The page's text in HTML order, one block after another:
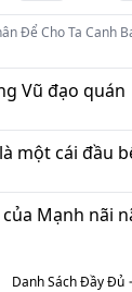
tất nhiên thuộc
Để Cho Ta Canh
Vũ đạo quán
một cái đầu
Mạnh nãi
Danh Sách Đầy Đủ